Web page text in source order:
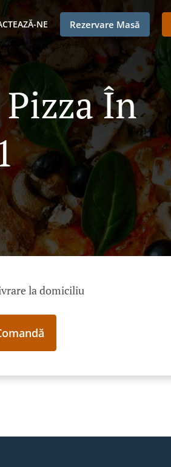
NE Rezervare Masă
În
la domiciliu